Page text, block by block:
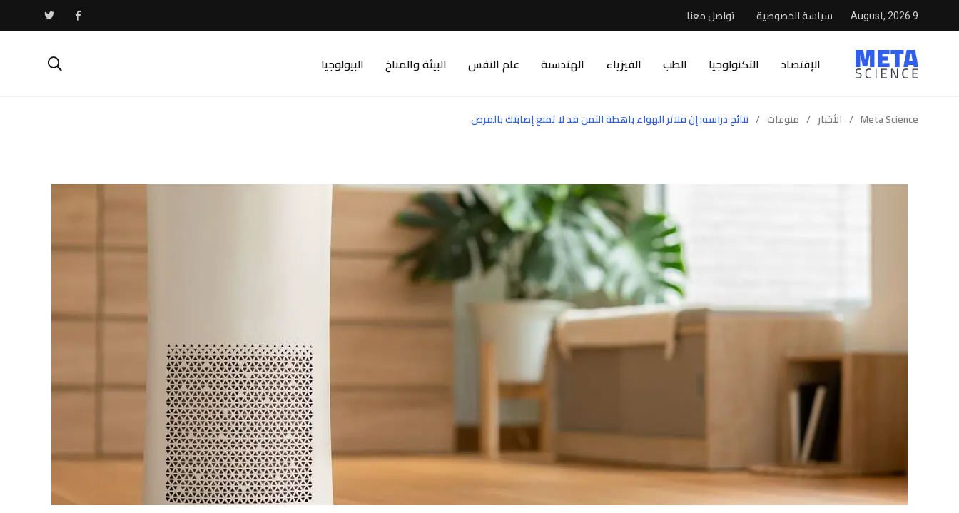
9 August, 2026 سياسة الخصوصية تواصل معنا
الإقتصاد التكنولوجيا الطب الفيزياء الهندسىة علم النفس البيئة والمناخ البيولوجيا
Meta Science
/ الأخبار / منوعات / نتائج دراسة: إن فلاتر الهواء باهظة الثمن قد لا تمنع إصابتك بالمرض